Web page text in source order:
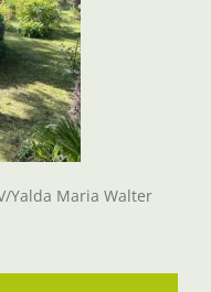
Yalda Maria Walter